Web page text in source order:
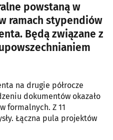
powstaną w
ramach stypendiów
Będą związane z
na drugie półrocze
dokumentów okazało
formalnych. Z 11
Łączna pula projektów